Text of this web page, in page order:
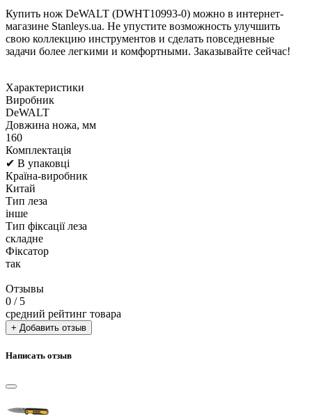
Купить нож DeWALT (DWHT10993-0) можно в интернет-
магазине Stanleys.ua. Не упустите возможность улучшить
свою коллекцию инструментов и сделать повседневные
задачи более легкими и комфортными. Заказывайте сейчас!
Характеристики
Виробник
DeWALT
Довжина ножа, мм
160
Комплектація
✔ В упаковці
Країна-виробник
Китай
Тип леза
інше
Тип фіксації леза
складне
Фіксатор
так
Отзывы
0 / 5
средний рейтинг товара
+ Добавить отзыв
Написать отзыв